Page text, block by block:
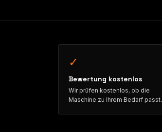
✓
Bewertung kostenlos
Wir prüfen kostenlos, ob die
Maschine zu Ihrem Bedarf passt.